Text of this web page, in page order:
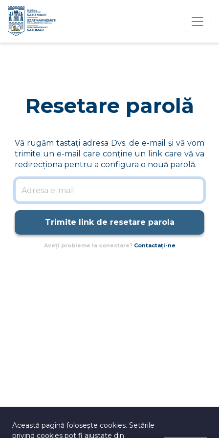
Resetare parolă
Vă rugăm tastați adresa Dvs. de e-mail și vă vom
trimite un e-mail care conține un link care vă va
redirecționa pentru a configura o nouă parolă.
Trimite link de resetare parola
Aveți probleme la conectare? Contactați-ne
Această pagină folosește cookies. Setările
privind cookies pot fi ajustate din